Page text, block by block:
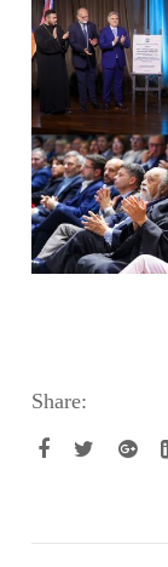
Share: